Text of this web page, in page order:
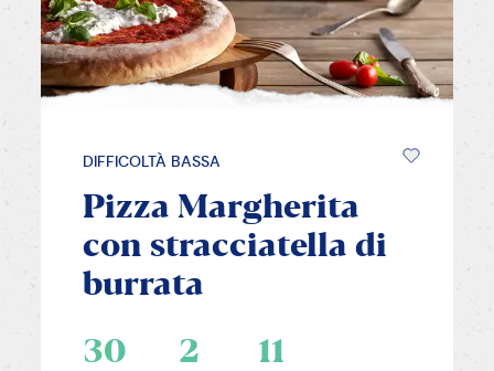
DIFFICOLTÀ BASSA
Pizza Margherita
con stracciatella di
burrata
30 2 11